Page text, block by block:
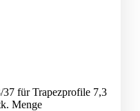
für Trapezprofile 7,3
Menge